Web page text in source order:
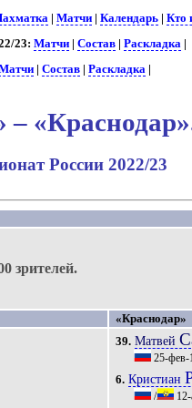
|Матчи |Календарь |Кто
23:Матчи |Состав |Раскладка |
|Состав |Раскладка |
–
России 2022/23
зрителей.
«Краснодар»
39. Матвей
25-фев-
6. Кристиан
/